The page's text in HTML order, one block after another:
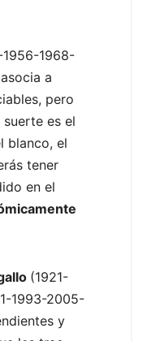
1968-
a
pero
es el
blanco, el
tener
en el
(1921-
1993-2005-
y